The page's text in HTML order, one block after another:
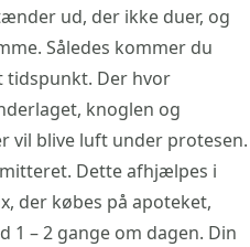
ud, der ikke duer, og
Således kommer du
tidspunkt. Der hvor
knoglen og
vil blive luft under protesen.
Dette afhjælpes i
der købes på apoteket,
– 2 gange om dagen. Din